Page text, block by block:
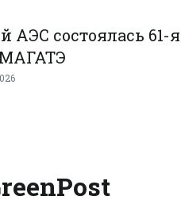
состоялась 61-я
МАГАТЭ